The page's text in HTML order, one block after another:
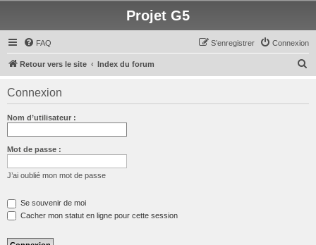
Projet G5
FAQ Connexion
S’enregistrer
Retour vers le site Index du forum
Connexion
Nom d’utilisateur :
Mot de passe :
J’ai oublié mon mot de passe
Se souvenir de moi
Cacher mon statut en ligne pour cette session